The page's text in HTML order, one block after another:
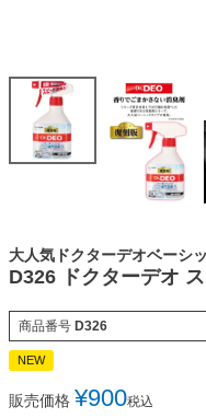
大人気ドクターデオベーシ
D326 ドクターデオ
商品番号 D326
NEW
販売価格 ¥900税込